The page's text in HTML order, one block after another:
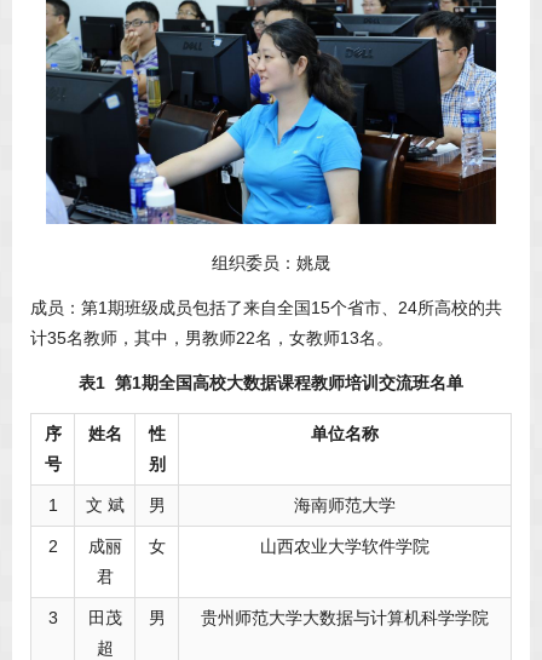
组织委员：姚晟
成员：第1期班级成员包括了来自全国15个省市、24所高校的共
计35名教师，其中，男教师22名，女教师13名。
表1 第1期全国高校大数据课程教师培训交流班名单
序
号
姓名
性
别
单位名称
1 文 斌 男 海南师范大学
2
成丽
君
女 山西农业大学软件学院
3
田茂
超
男 贵州师范大学大数据与计算机科学学院